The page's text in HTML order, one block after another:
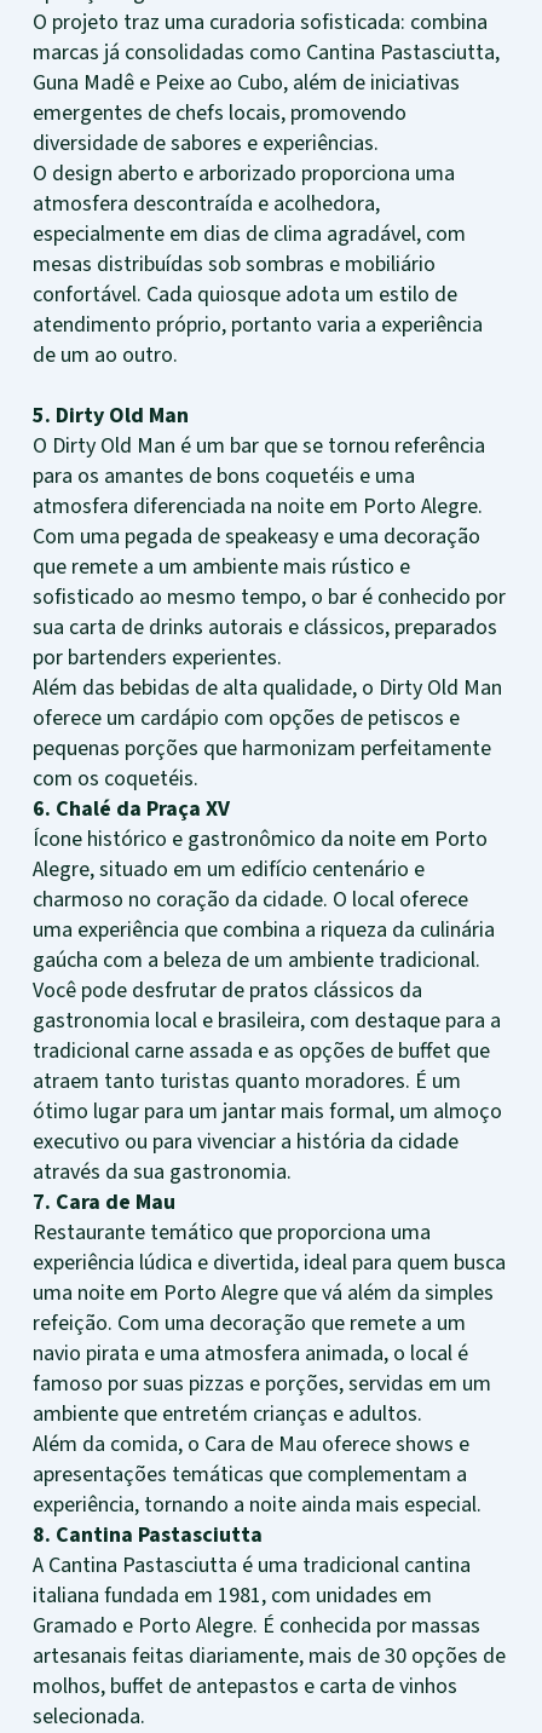
O projeto traz uma curadoria sofisticada: combina
marcas já consolidadas como Cantina Pastasciutta,
Guna Madê e Peixe ao Cubo, além de iniciativas
emergentes de chefs locais, promovendo
diversidade de sabores e experiências.
O design aberto e arborizado proporciona uma
atmosfera descontraída e acolhedora,
especialmente em dias de clima agradável, com
mesas distribuídas sob sombras e mobiliário
confortável. Cada quiosque adota um estilo de
atendimento próprio, portanto varia a experiência
de um ao outro.
5. Dirty Old Man
O Dirty Old Man é um bar que se tornou referência
para os amantes de bons coquetéis e uma
atmosfera diferenciada na noite em Porto Alegre.
Com uma pegada de speakeasy e uma decoração
que remete a um ambiente mais rústico e
sofisticado ao mesmo tempo, o bar é conhecido por
sua carta de drinks autorais e clássicos, preparados
por bartenders experientes.
Além das bebidas de alta qualidade, o Dirty Old Man
oferece um cardápio com opções de petiscos e
pequenas porções que harmonizam perfeitamente
com os coquetéis.
6. Chalé da Praça XV
Ícone histórico e gastronômico da noite em Porto
Alegre, situado em um edifício centenário e
charmoso no coração da cidade. O local oferece
uma experiência que combina a riqueza da culinária
gaúcha com a beleza de um ambiente tradicional.
Você pode desfrutar de pratos clássicos da
gastronomia local e brasileira, com destaque para a
tradicional carne assada e as opções de buffet que
atraem tanto turistas quanto moradores. É um
ótimo lugar para um jantar mais formal, um almoço
executivo ou para vivenciar a história da cidade
através da sua gastronomia.
7. Cara de Mau
Restaurante temático que proporciona uma
experiência lúdica e divertida, ideal para quem busca
uma noite em Porto Alegre que vá além da simples
refeição. Com uma decoração que remete a um
navio pirata e uma atmosfera animada, o local é
famoso por suas pizzas e porções, servidas em um
ambiente que entretém crianças e adultos.
Além da comida, o Cara de Mau oferece shows e
apresentações temáticas que complementam a
experiência, tornando a noite ainda mais especial.
8. Cantina Pastasciutta
A Cantina Pastasciutta é uma tradicional cantina
italiana fundada em 1981, com unidades em
Gramado e Porto Alegre. É conhecida por massas
artesanais feitas diariamente, mais de 30 opções de
molhos, buffet de antepastos e carta de vinhos
selecionada.